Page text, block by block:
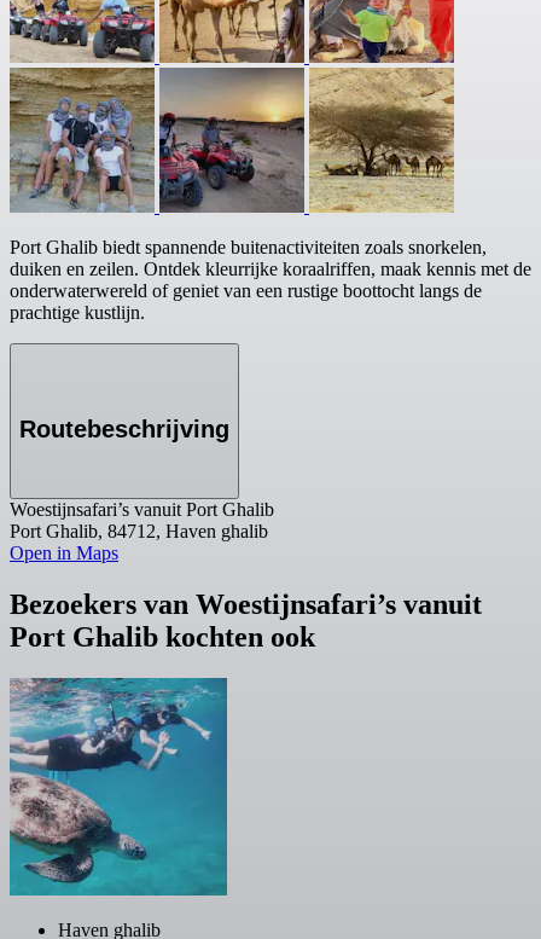
Port Ghalib biedt spannende buitenactiviteiten zoals snorkelen,
duiken en zeilen. Ontdek kleurrijke koraalriffen, maak kennis met de
onderwaterwereld of geniet van een rustige boottocht langs de
prachtige kustlijn.
Routebeschrijving
Woestijnsafari’s vanuit Port Ghalib
Port Ghalib, 84712, Haven ghalib
Open in Maps
Bezoekers van Woestijnsafari’s vanuit
Port Ghalib kochten ook
Haven ghalib